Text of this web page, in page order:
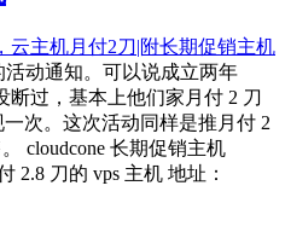
活动通知。可以说成立两年
断过，基本上他们家月付 2 刀
次。这次活动同样是推月付 2
cloudcone 长期促销主机
2.8 刀的 vps 主机 地址：